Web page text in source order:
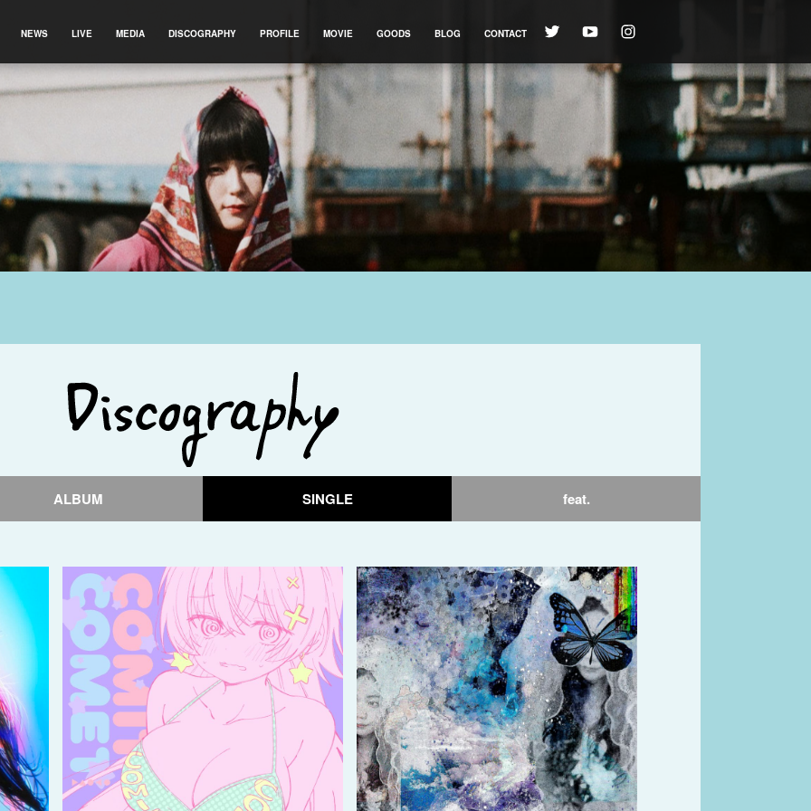
NEWS LIVE MEDIA DISCOGRAPHY PROFILE MOVIE GOODS BLOG CONTACT
ALBUM SINGLE feat.